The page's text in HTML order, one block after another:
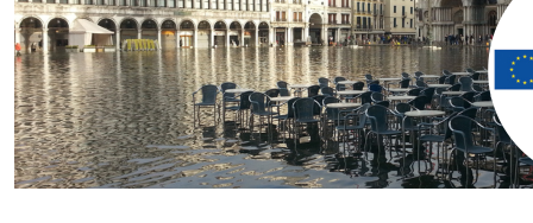
Whatsapp